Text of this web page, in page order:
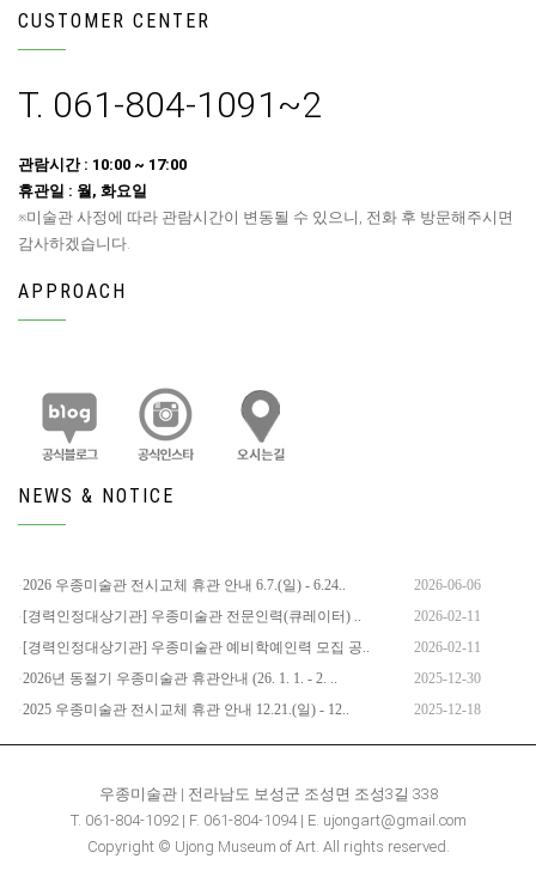
CUSTOMER CENTER
T. 061-804-1091~2
관람시간 : 10:00 ~ 17:00
휴관일 : 월, 화요일
※미술관 사정에 따라 관람시간이 변동될 수 있으니, 전화 후 방문해주시면
감사하겠습니다.
APPROACH
NEWS & NOTICE
2026 우종미술관 전시교체 휴관 안내 6.7.(일) - 6.24..
2026-06-06
[경력인정대상기관] 우종미술관 전문인력(큐레이터) ..
2026-02-11
[경력인정대상기관] 우종미술관 예비학예인력 모집 공..
2026-02-11
2026년 동절기 우종미술관 휴관안내 (26. 1. 1. - 2. ..
2025-12-30
2025 우종미술관 전시교체 휴관 안내 12.21.(일) - 12..
2025-12-18
우종미술관 | 전라남도 보성군 조성면 조성3길 338
T. 061-804-1092 | F. 061-804-1094 | E. ujongart@gmail.com
Copyright © Ujong Museum of Art. All rights reserved.